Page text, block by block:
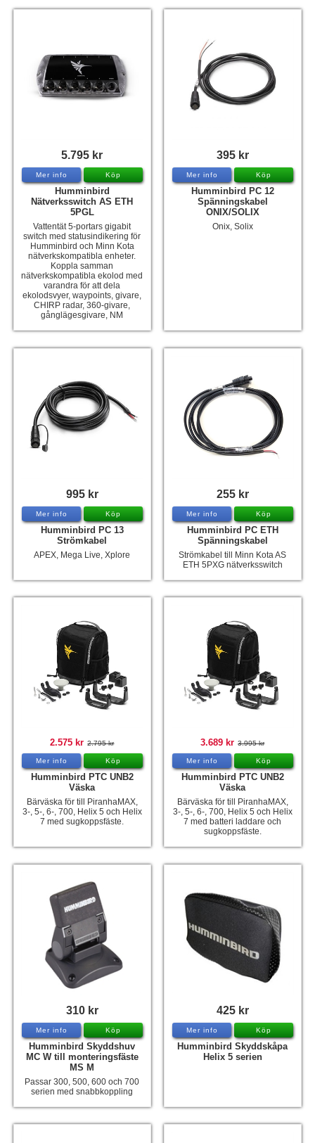
5.795 kr
Mer info Köp
Humminbird
Nätverksswitch AS ETH
5PGL
Vattentät 5-portars gigabit
switch med statusindikering för
Humminbird och Minn Kota
nätverkskompatibla enheter.
Koppla samman
nätverkskompatibla ekolod med
varandra för att dela
ekolodsvyer, waypoints, givare,
CHIRP radar, 360-givare,
gånglägesgivare, NM
395 kr
Mer info Köp
Humminbird PC 12
Spänningskabel
ONIX/SOLIX
Onix, Solix
995 kr
Mer info Köp
Humminbird PC 13
Strömkabel
APEX, Mega Live, Xplore
255 kr
Mer info Köp
Humminbird PC ETH
Spänningskabel
Strömkabel till Minn Kota AS
ETH 5PXG nätverksswitch
2.575 kr 2.795 kr
Mer info Köp
Humminbird PTC UNB2
Väska
Bärväska för till PiranhaMAX,
3-, 5-, 6-, 700, Helix 5 och Helix
7 med sugkoppsfäste.
3.689 kr 3.995 kr
Mer info Köp
Humminbird PTC UNB2
Väska
Bärväska för till PiranhaMAX,
3-, 5-, 6-, 700, Helix 5 och Helix
7 med batteri laddare och
sugkoppsfäste.
310 kr
Mer info Köp
Humminbird Skyddshuv
MC W till monteringsfäste
MS M
Passar 300, 500, 600 och 700
serien med snabbkoppling
425 kr
Mer info Köp
Humminbird Skyddskåpa
Helix 5 serien